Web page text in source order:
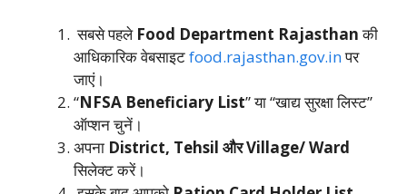
सबसे पहले Food Department Rajasthanकी
आधिकारिक वेबसाइटfood.rajasthan.gov.inपर
जाएं।
“NFSA Beneficiary List” या “खाद्य सुरक्षा लिस्ट”
ऑप्शन चुनें।
अपना District, Tehsil और Village/ Ward
सिलेक्ट करें।